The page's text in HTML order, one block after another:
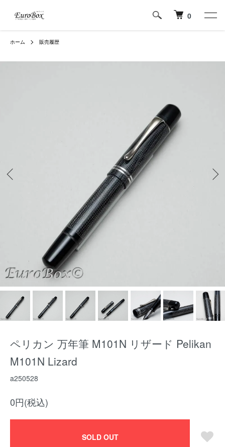
0
ホーム 販売履歴
ペリカン 万年筆 M101N リザード Pelikan
M101N Lizard
a250528
0円(税込)
SOLD OUT